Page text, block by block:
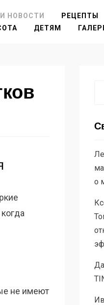
НОВОСТИ РЕЦЕПТЫ
ДЕТЯМ
не имеют
о